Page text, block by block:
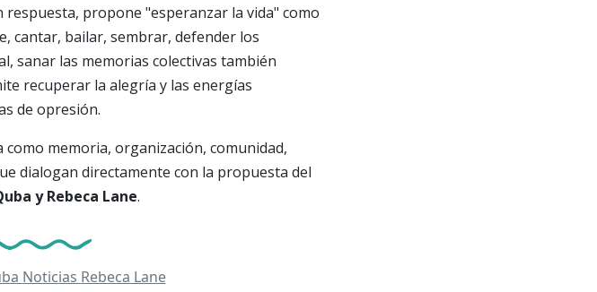
respuesta, propone "esperanzar la vida" como
cantar, bailar, sembrar, defender los
sanar las memorias colectivas también
recuperar la alegría y las energías
de opresión.
memoria, organización, comunidad,
dialogan directamente con la propuesta del
y Rebeca Lane.
Noticias Rebeca Lane